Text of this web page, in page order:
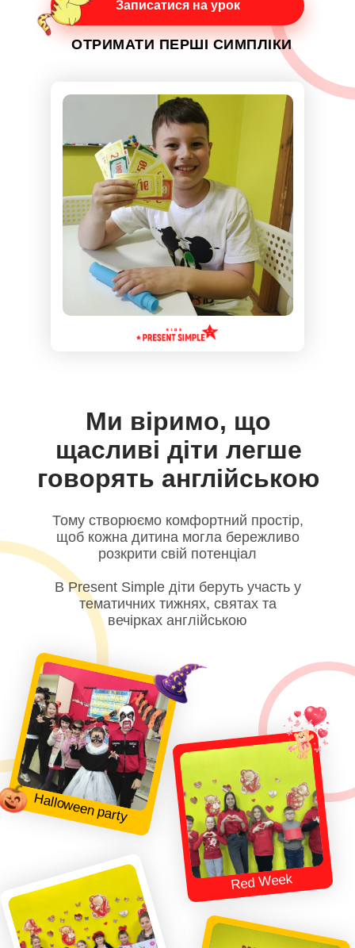
Записатися на урок
ОТРИМАТИ ПЕРШІ СИМПЛІКИ
Ми віримо, що
щасливі діти легше
говорять англійською
Red Week
Halloween party
Тому створюємо комфортний простір,
щоб кожна дитина могла бережливо
розкрити свій потенціал
В Present Simple діти беруть участь у
тематичних тижнях, святах та
вечірках англійською